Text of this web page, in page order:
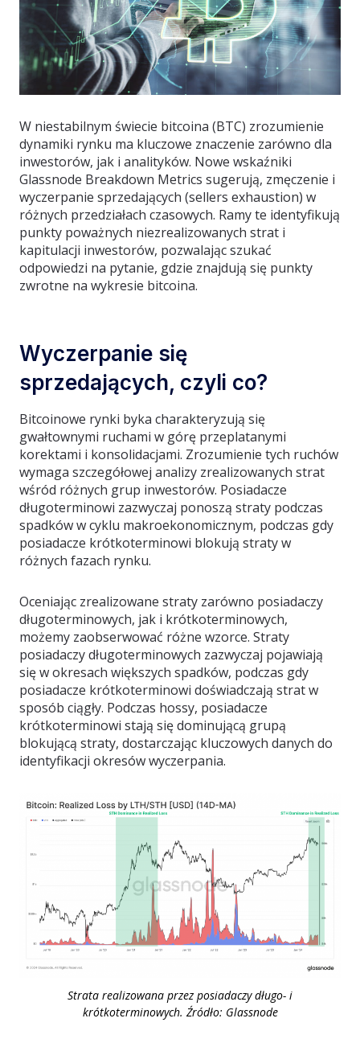
W niestabilnym świecie bitcoina (BTC) zrozumienie
dynamiki rynku ma kluczowe znaczenie zarówno dla
inwestorów, jak i analityków. Nowe wskaźniki
Glassnode Breakdown Metrics sugerują, zmęczenie i
wyczerpanie sprzedających (sellers exhaustion) w
różnych przedziałach czasowych. Ramy te identyfikują
punkty poważnych niezrealizowanych strat i
kapitulacji inwestorów, pozwalając szukać
odpowiedzi na pytanie, gdzie znajdują się punkty
zwrotne na wykresie bitcoina.
Wyczerpanie się
sprzedających, czyli co?
Bitcoinowe rynki byka charakteryzują się
gwałtownymi ruchami w górę przeplatanymi
korektami i konsolidacjami. Zrozumienie tych ruchów
wymaga szczegółowej analizy zrealizowanych strat
wśród różnych grup inwestorów. Posiadacze
długoterminowi zazwyczaj ponoszą straty podczas
spadków w cyklu makroekonomicznym, podczas gdy
posiadacze krótkoterminowi blokują straty w
różnych fazach rynku.
Oceniając zrealizowane straty zarówno posiadaczy
długoterminowych, jak i krótkoterminowych,
możemy zaobserwować różne wzorce. Straty
posiadaczy długoterminowych zazwyczaj pojawiają
się w okresach większych spadków, podczas gdy
posiadacze krótkoterminowi doświadczają strat w
sposób ciągły. Podczas hossy, posiadacze
krótkoterminowi stają się dominującą grupą
blokującą straty, dostarczając kluczowych danych do
identyfikacji okresów wyczerpania.
Strata realizowana przez posiadaczy długo- i
krótkoterminowych. Źródło: Glassnode